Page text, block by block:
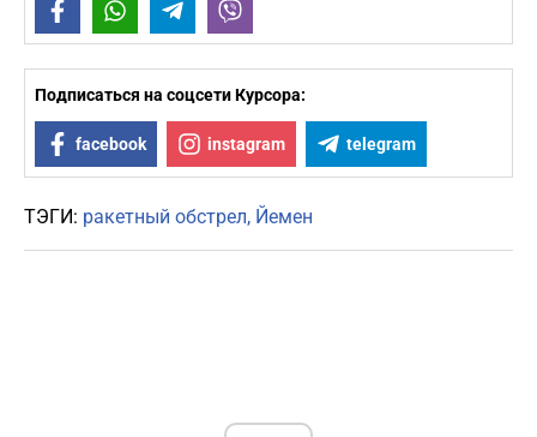
FacebookWhatsAppTelegram
Подписаться на соцсети Курсора:
facebook instagram telegram
ТЭГИ: ракетный обстрел Йемен